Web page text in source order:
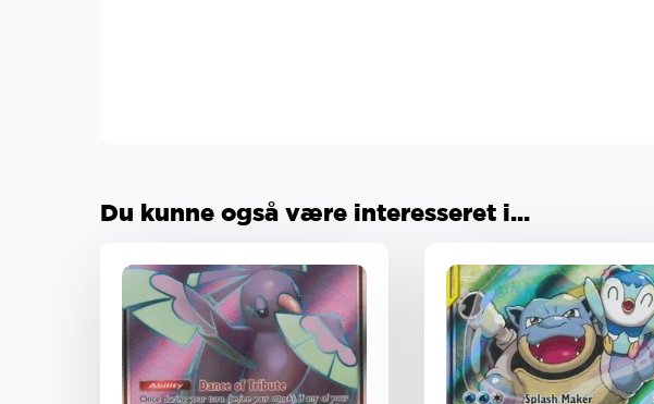
Du kunne også være interesseret i...